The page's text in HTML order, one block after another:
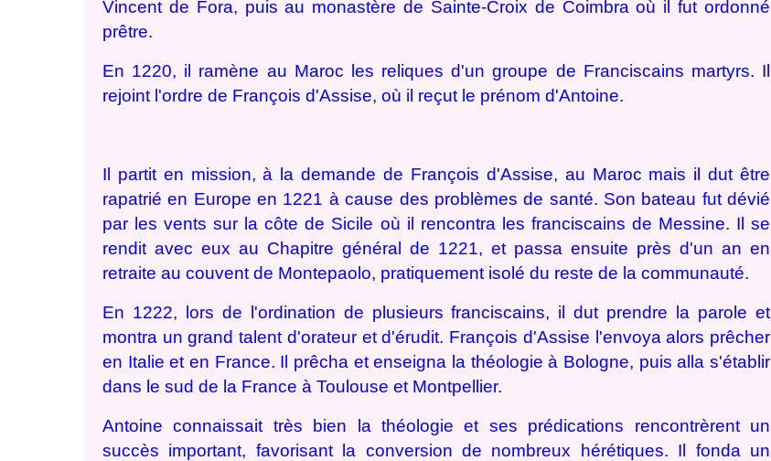
Vincent de Fora, puis au monastère de Sainte-Croix de Coimbra où il fut ordonné
prêtre.
En 1220, il ramène au Maroc les reliques d'un groupe de Franciscains martyrs. Il
rejoint l'ordre de François d'Assise, où il reçut le prénom d'Antoine.
Il partit en mission, à la demande de François d'Assise, au Maroc mais il dut être
rapatrié en Europe en 1221 à cause des problèmes de santé. Son bateau fut dévié
par les vents sur la côte de Sicile où il rencontra les franciscains de Messine. Il se
rendit avec eux au Chapitre général de 1221, et passa ensuite près d'un an en
retraite au couvent de Montepaolo, pratiquement isolé du reste de la communauté.
En 1222, lors de l'ordination de plusieurs franciscains, il dut prendre la parole et
montra un grand talent d'orateur et d'érudit. François d'Assise l'envoya alors prêcher
en Italie et en France. Il prêcha et enseigna la théologie à Bologne, puis alla s'établir
dans le sud de la France à Toulouse et Montpellier.
Antoine connaissait très bien la théologie et ses prédications rencontrèrent un
succès important, favorisant la conversion de nombreux hérétiques. Il fonda un